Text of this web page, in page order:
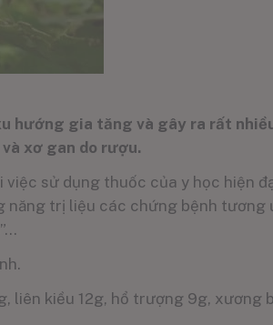
hướng gia tăng và gây ra rất
xơ gan do rượu.
sử dụng thuốc của y học hiện
trị liệu các chứng bệnh tương
liên kiều 12g, hổ trượng 9g, xương